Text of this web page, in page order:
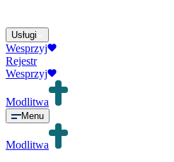
Usługi
Wesprzyj
Rejestr
Wesprzyj
Modlitwa
Menu
Modlitwa